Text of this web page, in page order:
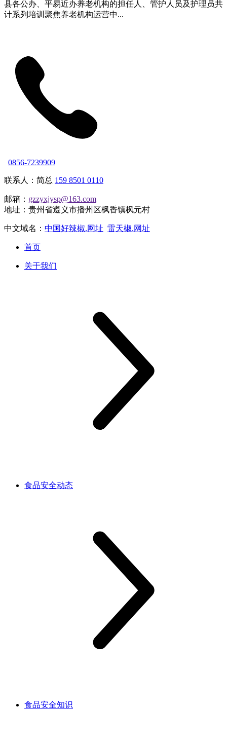
县各公办、平易近办养老机构的担任人、管护人员及护理员共
计系列培训聚焦养老机构运营中...
0856-7239909
联系人：简总 159 8501 0110
邮箱： gzzyxjysp@163.com
地址：贵州省遵义市播州区枫香镇枫元村
中文域名： 中国好辣椒.网址 雷天椒.网址
首页
关于我们
食品安全动态
食品安全知识